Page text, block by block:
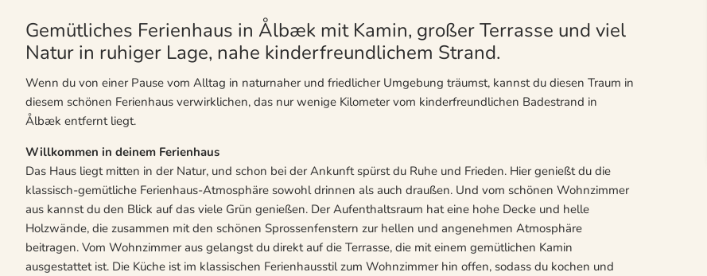
Gemütliches Ferienhaus in Ålbæk mit Kamin, großer Terrasse und viel
Natur in ruhiger Lage, nahe kinderfreundlichem Strand.
Wenn du von einer Pause vom Alltag in naturnaher und friedlicher Umgebung träumst, kannst du diesen Traum in
diesem schönen Ferienhaus verwirklichen, das nur wenige Kilometer vom kinderfreundlichen Badestrand in
Ålbæk entfernt liegt.
Willkommen in deinem Ferienhaus
Das Haus liegt mitten in der Natur, und schon bei der Ankunft spürst du Ruhe und Frieden. Hier genießt du die
klassisch-gemütliche Ferienhaus-Atmosphäre sowohl drinnen als auch draußen. Und vom schönen Wohnzimmer
aus kannst du den Blick auf das viele Grün genießen. Der Aufenthaltsraum hat eine hohe Decke und helle
Holzwände, die zusammen mit den schönen Sprossenfenstern zur hellen und angenehmen Atmosphäre
beitragen. Vom Wohnzimmer aus gelangst du direkt auf die Terrasse, die mit einem gemütlichen Kamin
ausgestattet ist. Die Küche ist im klassischen Ferienhausstil zum Wohnzimmer hin offen, sodass du kochen und